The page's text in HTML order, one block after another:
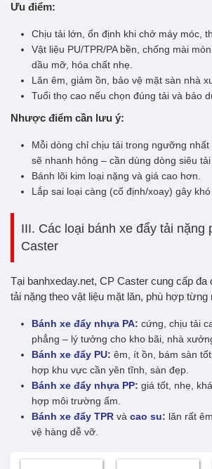
Ưu điểm:
Chịu tải lớn, ổn định khi chở máy móc,
Vật liệu PU/TPR/PA bền, chống mài
dầu mỡ, hóa chất nhẹ.
Lăn êm, giảm ồn, bảo vệ mặt sàn nhà
Tuổi thọ cao nếu chọn đúng tải và bảo
Nhược điểm cần lưu ý:
Mỗi dòng chỉ chịu tải trong ngưỡng
sẽ nhanh hỏng – cần dùng dòng siêu
Bánh lõi kim loại nặng và giá cao hơn.
Lắp sai loại càng (cố định/xoay) gây
III. Các loại bánh xe đẩy tải nặng
Caster
Tại banhxeday.net, CP Caster cung cấp đa
tải nặng theo vật liệu mặt lăn, phù hợp
Bánh xe đẩy nhựa PA: cứng, chịu tải
phẳng – lý tưởng cho kho bãi, nhà
Bánh xe đẩy PU: êm, ít ồn, bám sàn
hợp khu vực cần yên tĩnh, sàn đẹp.
Bánh xe đẩy nhựa PP: giá tốt, nhẹ,
hợp môi trường ẩm.
Bánh xe đẩy TPR và cao su: lăn rất
vệ hàng dễ vỡ.